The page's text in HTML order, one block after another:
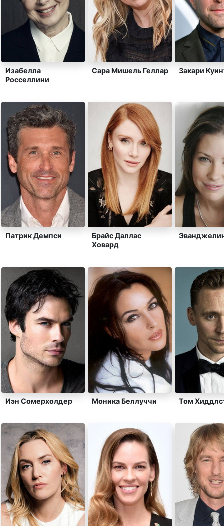
Изабелла
Росселлини
Сара Мишель Геллар Закари
Патрик Демпси
Брайс Даллас
Ховард
Иэн Сомерхолдер Моника Беллуччи Том